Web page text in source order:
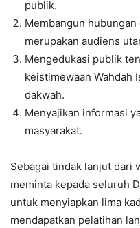
publik.
Membangun
merupakan audiens
Mengedukasi publik
keistimewaan Wahdah
dakwah.
Menyajikan informasi
masyarakat.
Sebagai tindak lanjut dari
meminta kepada seluruh
untuk menyiapkan lima
mendapatkan pelatihan